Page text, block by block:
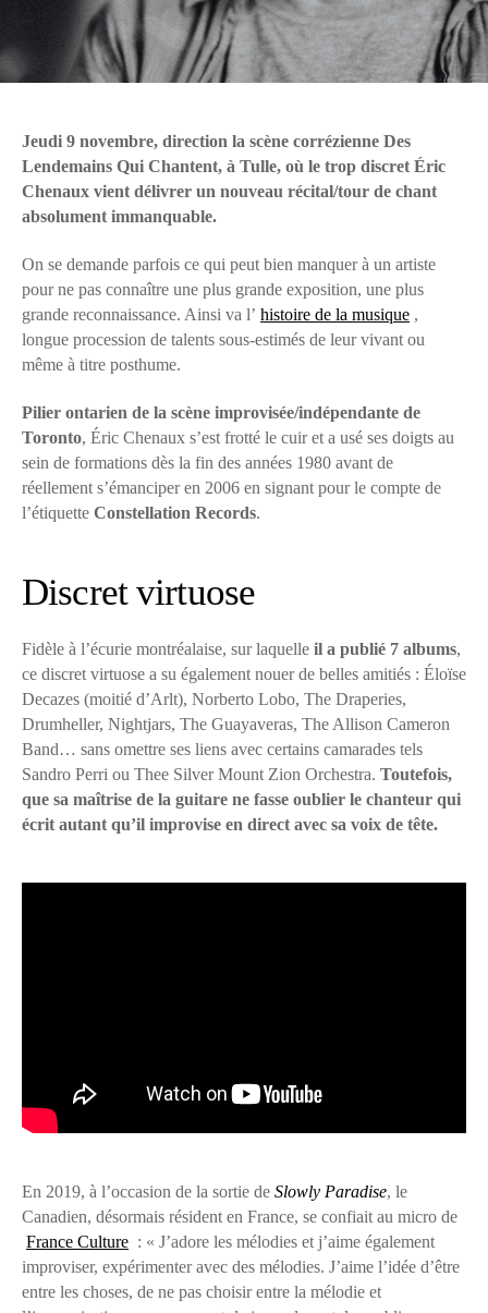
Jeudi 9 novembre, direction la scène corrézienne Des
Lendemains Qui Chantent, à Tulle, où le trop discret Éric
Chenaux vient délivrer un nouveau récital/tour de chant
absolument immanquable.
On se demande parfois ce qui peut bien manquer à un artiste
pour ne pas connaître une plus grande exposition, une plus
grande reconnaissance. Ainsi va l’ histoire de la musique ,
longue procession de talents sous-estimés de leur vivant ou
même à titre posthume.
Pilier ontarien de la scène improvisée/indépendante de
Toronto, Éric Chenaux s’est frotté le cuir et a usé ses doigts au
sein de formations dès la fin des années 1980 avant de
réellement s’émanciper en 2006 en signant pour le compte de
l’étiquette Constellation Records.
Discret virtuose
Fidèle à l’écurie montréalaise, sur laquelle il a publié 7 albums,
ce discret virtuose a su également nouer de belles amitiés : Éloïse
Decazes (moitié d’Arlt), Norberto Lobo, The Draperies,
Drumheller, Nightjars, The Guayaveras, The Allison Cameron
Band… sans omettre ses liens avec certains camarades tels
Sandro Perri ou Thee Silver Mount Zion Orchestra. Toutefois,
que sa maîtrise de la guitare ne fasse oublier le chanteur qui
écrit autant qu’il improvise en direct avec sa voix de tête.
En 2019, à l’occasion de la sortie de Slowly Paradise, le
Canadien, désormais résident en France, se confiait au micro de
France Culture : « J’adore les mélodies et j’aime également
improviser, expérimenter avec des mélodies. J’aime l’idée d’être
entre les choses, de ne pas choisir entre la mélodie et